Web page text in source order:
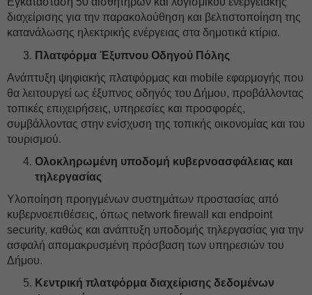
διαχείρισης για την παρακολούθηση και βελτιστοποίηση της
κατανάλωσης ηλεκτρικής ενέργειας στα δημοτικά κτίρια.
Πλατφόρμα Έξυπνου Οδηγού Πόλης
Ανάπτυξη ψηφιακής πλατφόρμας και mobile εφαρμογής που
θα λειτουργεί ως έξυπνος οδηγός του Δήμου, προβάλλοντας
τοπικές επιχειρήσεις, υπηρεσίες και προσφορές,
συμβάλλοντας στην ενίσχυση της τοπικής οικονομίας και του
τουρισμού.
Ολοκληρωμένη υποδομή κυβερνοασφάλειας και
τηλεργασίας
Υλοποίηση προηγμένων συστημάτων προστασίας από
κυβερνοεπιθέσεις, όπως network firewall και endpoint
security, καθώς και ανάπτυξη υποδομής τηλεργασίας για την
ασφαλή απομακρυσμένη πρόσβαση των υπηρεσιών του
Δήμου.
Κεντρική πλατφόρμα διαχείρισης δεδομένων